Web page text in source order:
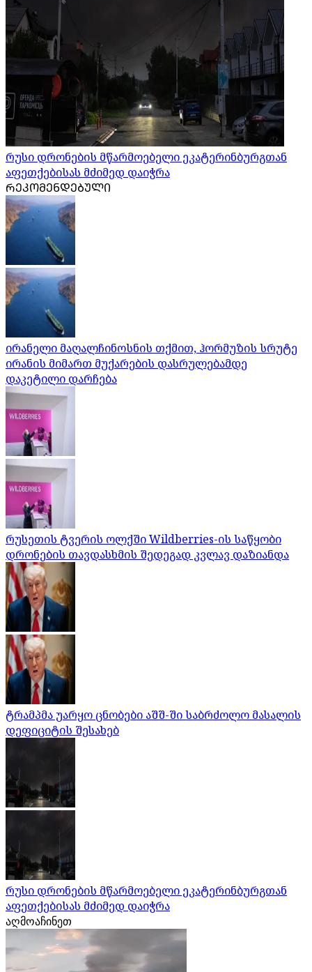
რუსი დრონების მწარმოებელი ეკატერინბურგთან
აფეთქებისას მძიმედ დაიჭრა
ᲠᲔᲙᲝᲛᲔᲜᲓᲔᲑᲣᲚᲘ
ირანელი მაღალჩინოსნის თქმით, ჰორმუზის სრუტე
ირანის მიმართ მუქარების დასრულებამდე
დაკეტილი დარჩება
რუსეთის ტვერის ოლქში Wildberries-ის საწყობი
დრონების თავდასხმის შედეგად კვლავ დაზიანდა
ტრამპმა უარყო ცნობები აშშ-ში საბრძოლო მასალის
დეფიციტის შესახებ
რუსი დრონების მწარმოებელი ეკატერინბურგთან
აფეთქებისას მძიმედ დაიჭრა
აღმოაჩინეთ